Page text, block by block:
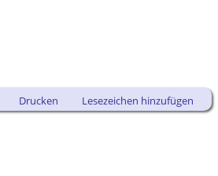
Drucken Lesezeichen hinzufügen